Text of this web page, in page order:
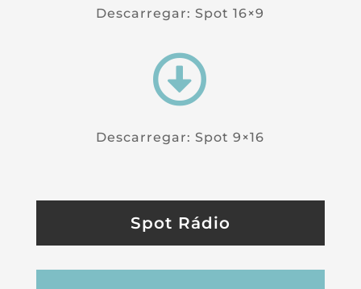
Descarregar: Spot 16×9

Descarregar: Spot 9×16
Spot Rádio